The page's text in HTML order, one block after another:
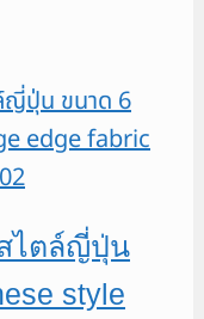
ไตล์ญี่ปุ่น
style